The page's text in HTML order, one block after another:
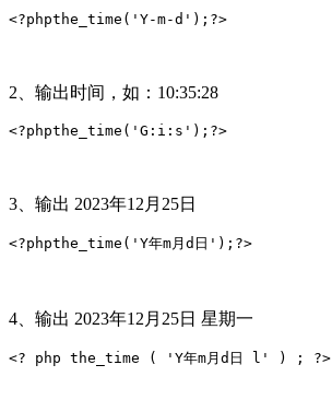
<?phpthe_time('Y-m-d');?>
2、输出时间，如：10:35:28
<?phpthe_time('G:i:s');?>
3、输出 2023年12月25日
<?phpthe_time('Y年m月d日');?>
4、输出 2023年12月25日 星期一
<? php the_time ( 'Y年m月d日 l' ) ; ?>